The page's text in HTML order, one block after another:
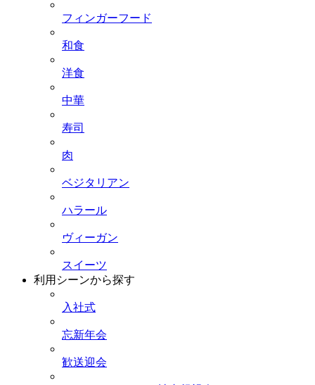
フィンガーフード
和食
洋食
中華
寿司
肉
ベジタリアン
ハラール
ヴィーガン
スイーツ
利用シーンから探す
入社式
忘新年会
歓送迎会